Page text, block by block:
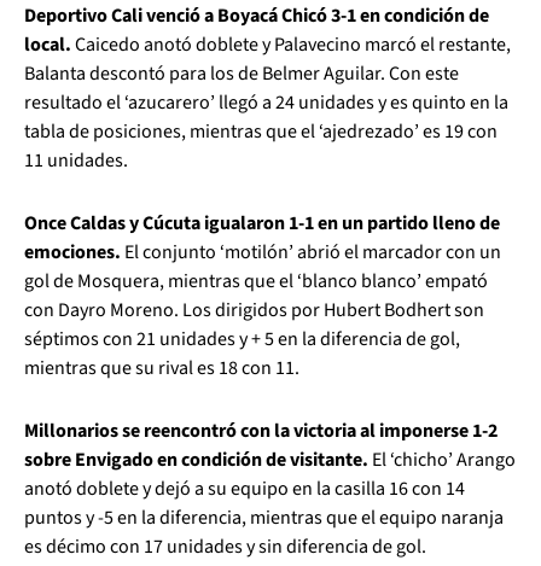
Deportivo Cali venció a Boyacá Chicó 3-1 en condición de
local.Caicedo anotó doblete y Palavecino marcó el restante,
Balanta descontó para los de Belmer Aguilar. Con este
resultado el ‘azucarero’ llegó a 24 unidades y es quinto en la
tabla de posiciones, mientras que el ‘ajedrezado’ es 19 con
11 unidades.
Once Caldas y Cúcuta igualaron 1-1 en un partido lleno de
emociones. El conjunto ‘motilón’ abrió el marcador con un
gol de Mosquera, mientras que el ‘blanco blanco’ empató
con Dayro Moreno. Los dirigidos por Hubert Bodhert son
séptimos con 21 unidades y + 5 en la diferencia de gol,
mientras que su rival es 18 con 11.
Millonarios se reencontró con la victoria al imponerse 1-2
sobre Envigado en condición de visitante. El ‘chicho’ Arango
anotó doblete y dejó a su equipo en la casilla 16 con 14
puntos y -5 en la diferencia, mientras que el equipo naranja
es décimo con 17 unidades y sin diferencia de gol.